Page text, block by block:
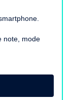
note, mode